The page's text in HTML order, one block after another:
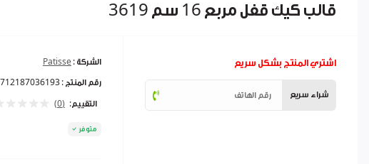
قالب كيك قفل مربع 16 سم 3619
الشركة : Patisse
رقم المنتج :
التقييم: (0)
متوفر
اشتري المنتج بشكل سريع
شراء سريع